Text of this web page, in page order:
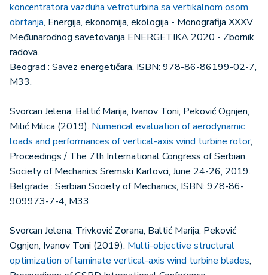
koncentratora vazduha vetroturbina sa vertikalnom osom
obrtanja, Energija, ekonomija, ekologija - Monografija XXXV
Međunarodnog savetovanja ENERGETIKA 2020 - Zbornik
radova.
Beograd : Savez energetičara, ISBN: 978-86-86199-02-7,
M33.
Svorcan Jelena, Baltić Marija, Ivanov Toni, Peković Ognjen,
Milić Milica (2019). Numerical evaluation of aerodynamic
loads and performances of vertical-axis wind turbine rotor,
Proceedings / The 7th International Congress of Serbian
Society of Mechanics Sremski Karlovci, June 24-26, 2019.
Belgrade : Serbian Society of Mechanics, ISBN: 978-86-
909973-7-4, M33.
Svorcan Jelena, Trivković Zorana, Baltić Marija, Peković
Ognjen, Ivanov Toni (2019). Multi-objective structural
optimization of laminate vertical-axis wind turbine blades,